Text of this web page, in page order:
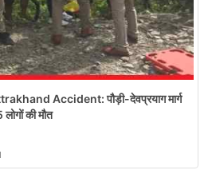
Accident: पौड़ी-देवप्रयाग मार्ग
की मौत